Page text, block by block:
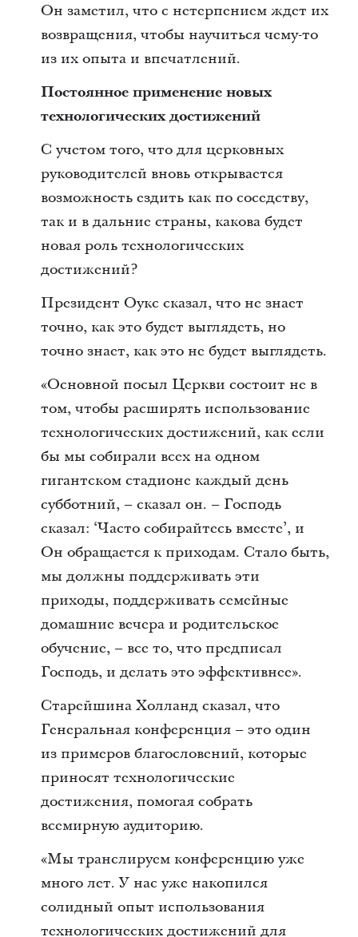
Он заметил, что с нетерпением ждет их
возвращения, чтобы научиться чему-то
из их опыта и впечатлений.
Постоянное применение новых
технологических достижений
С учетом того, что для церковных
руководителей вновь открывается
возможность ездить как по соседству,
так и в дальние страны, какова будет
новая роль технологических
достижений?
Президент Оукс сказал, что не знает
точно, как это будет выглядеть, но
точно знает, как это не будет выглядеть.
«Основной посыл Церкви состоит не в
том, чтобы расширять использование
технологических достижений, как если
бы мы собирали всех на одном
гигантском стадионе каждый день
субботний, – сказал он. – Господь
сказал: ‘Часто собирайтесь вместе’, и
Он обращается к приходам. Стало быть,
мы должны поддерживать эти
приходы, поддерживать семейные
домашние вечера и родительское
обучение, – все то, что предписал
Господь, и делать это эффективнее».
Старейшина Холланд сказал, что
Генеральная конференция – это один
из примеров благословений, которые
приносят технологические
достижения, помогая собрать
всемирную аудиторию.
«Мы транслируем конференцию уже
много лет. У нас уже накопился
солидный опыт использования
технологических достижений для